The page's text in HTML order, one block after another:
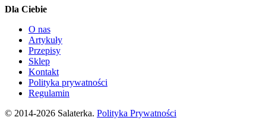
Dla Ciebie
O nas
Artykuły
Przepisy
Sklep
Kontakt
Polityka prywatności
Regulamin
© 2014-2026 Salaterka. Polityka Prywatności